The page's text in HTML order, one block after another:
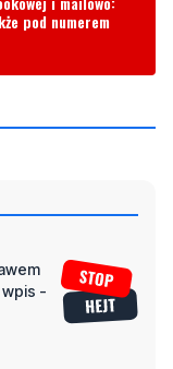
pod numerem
-